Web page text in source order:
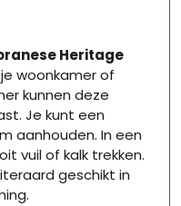
Heritage
woonkamer of
kunnen deze
Je kunt een
aanhouden. In een
vuil of kalk trekken.
geschikt in